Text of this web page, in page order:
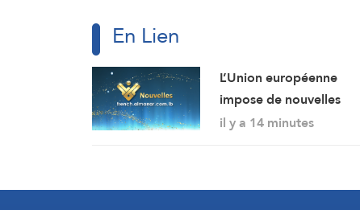
En Lien
L’Union européenne
impose de nouvelles
sanctions contre des
il y a 14 minutes